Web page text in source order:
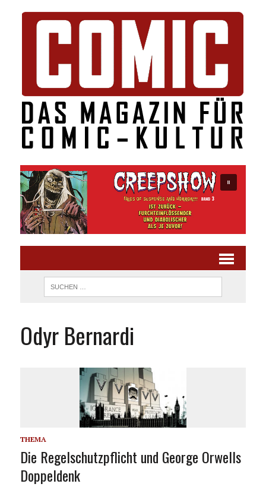
Odyr Bernardi
THEMA
Die Regelschutzpflicht und George Orwells
Doppeldenk